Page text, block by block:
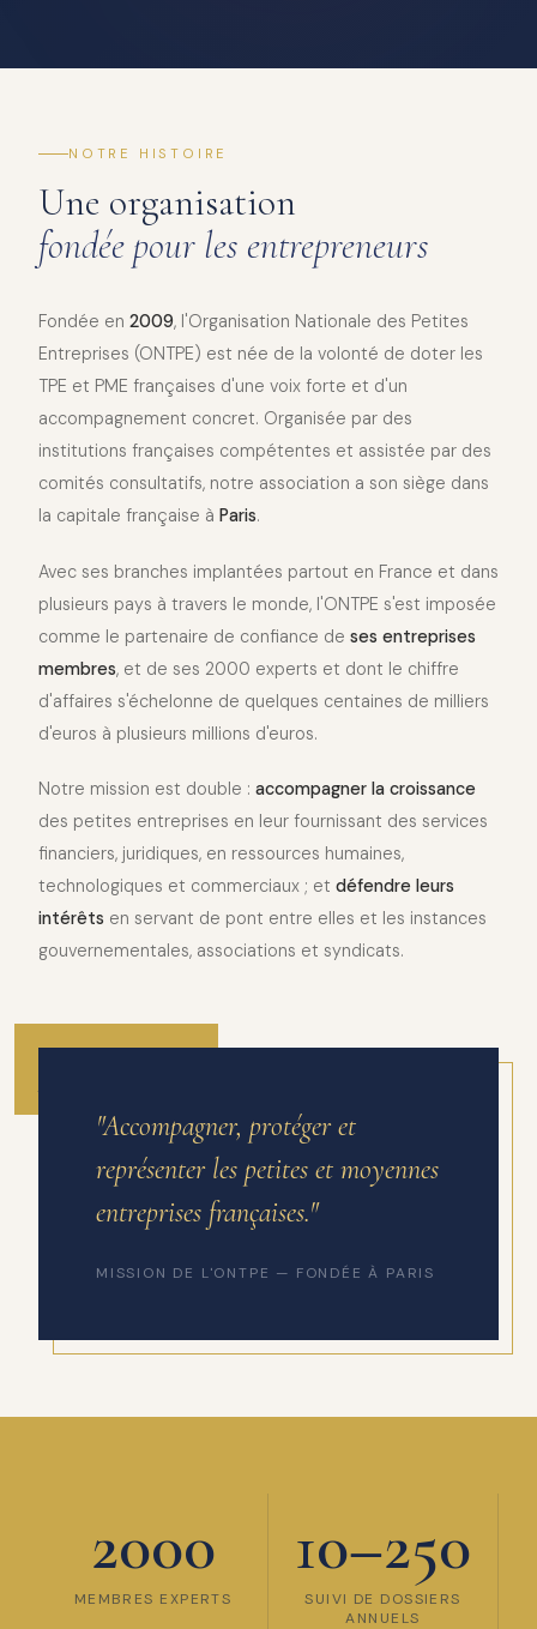
NOTRE HISTOIRE
Une organisation
fondée pour les entrepreneurs
Fondée en 2009, l'Organisation Nationale des Petites
Entreprises (ONTPE) est née de la volonté de doter les
TPE et PME françaises d'une voix forte et d'un
accompagnement concret. Organisée par des
institutions françaises compétentes et assistée par des
comités consultatifs, notre association a son siège dans
la capitale française à Paris.
Avec ses branches implantées partout en France et dans
plusieurs pays à travers le monde, l'ONTPE s'est imposée
comme le partenaire de confiance de ses entreprises
membres, et de ses 2000 experts et dont le chiffre
d'affaires s'échelonne de quelques centaines de milliers
d'euros à plusieurs millions d'euros.
Notre mission est double : accompagner la croissance
des petites entreprises en leur fournissant des services
financiers, juridiques, en ressources humaines,
technologiques et commerciaux ; et défendre leurs
intérêts en servant de pont entre elles et les instances
gouvernementales, associations et syndicats.
2010
ANNÉE DE FONDATION
"Accompagner, protéger et
représenter les petites et moyennes
entreprises françaises."
MISSION DE L'ONTPE — FONDÉE À PARIS
2000
MEMBRES EXPERTS
10–250
SUIVI DE DOSSIERS
ANNUELS